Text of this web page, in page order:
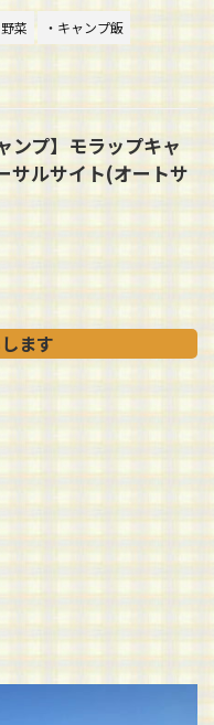
菜
・キャンプ飯
ンプ】モラップキャ
サルサイト(オートサ
ます